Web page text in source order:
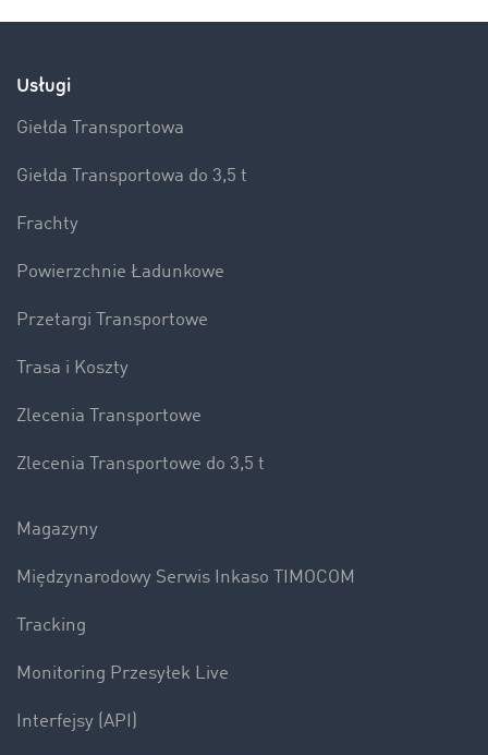
Usługi
Giełda Transportowa
Giełda Transportowa do 3,5 t
Frachty
Powierzchnie Ładunkowe
Przetargi Transportowe
Trasa i Koszty
Zlecenia Transportowe
Zlecenia Transportowe do 3,5 t
Magazyny
Międzynarodowy Serwis Inkaso TIMOCOM
Tracking
Monitoring Przesyłek Live
Interfejsy (API)